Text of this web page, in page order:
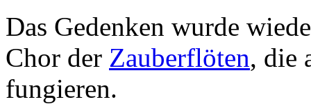
Das Gedenken wurde
Chor der Zauberflöten, die
fungieren.